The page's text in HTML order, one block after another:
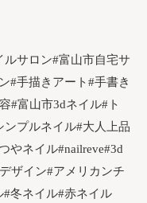
サロン#富山市自宅サ
#手描きアート#手書き
#富山市3dネイル#ト
プルネイル#大人上品
やネイル#nailreve#3d
ザイン#アメリカンチ
#冬ネイル#赤ネイル